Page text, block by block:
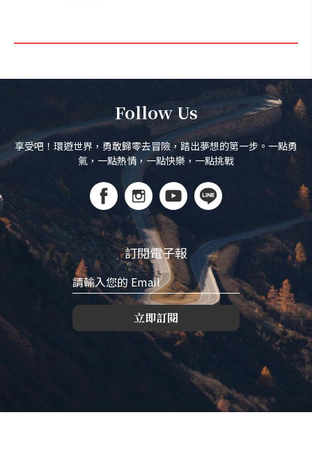
Follow Us
享受吧！環遊世界，勇敢歸零去冒險，踏出夢想的第一步。一點勇
氣，一點熱情，一點快樂，一點挑戰
訂閱電子報
立即訂閱